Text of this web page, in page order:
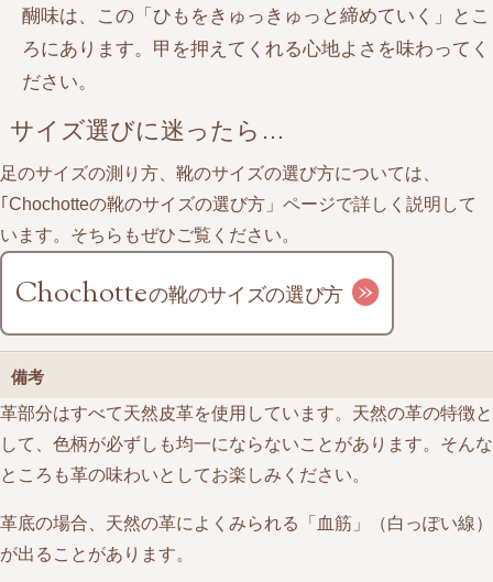
醐味は、この「ひもをきゅっきゅっと締めていく」とこ
ろにあります。甲を押えてくれる心地よさを味わってく
ださい。
サイズ選びに迷ったら…
足のサイズの測り方、靴のサイズの選び方については、
｢Chochotteの靴のサイズの選び方」ページで詳しく説明して
います。そちらもぜひご覧ください。
Chochotteの靴のサイズの選び方
備考
革部分はすべて天然皮革を使用しています。天然の革の特徴と
して、色柄が必ずしも均一にならないことがあります。そんな
ところも革の味わいとしてお楽しみください。
革底の場合、天然の革によくみられる「血筋」（白っぽい線）
が出ることがあります。